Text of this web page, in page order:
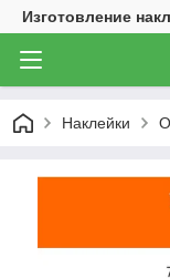
Изготовление
Наклейки